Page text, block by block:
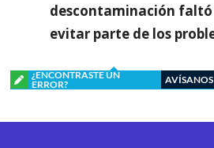
descontaminación
evitar parte de los
¿ENCONTRASTE UN
ERROR?
AVÍSANOS